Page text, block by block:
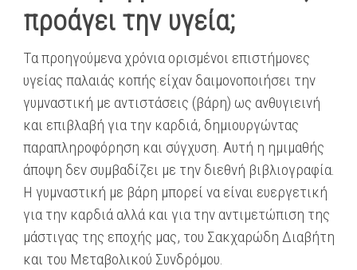
προάγει την υγεία;
Tα προηγούμενα χρόνια ορισμένοι επιστήμονες
υγείας παλαιάς κοπής είχαν δαιμονοποιήσει την
γυμναστική με αντιστάσεις (βάρη) ως ανθυγιεινή
και επιβλαβή για την καρδιά, δημιουργώντας
παραπληροφόρηση και σύγχυση. Αυτή η ημιμαθής
άποψη δεν συμβαδίζει με την διεθνή βιβλιογραφία.
Η γυμναστική με βάρη μπορεί να είναι ευεργετική
για την καρδιά αλλά και για την αντιμετώπιση της
μάστιγας της εποχής μας, του Σακχαρώδη Διαβήτη
και του Μεταβολικού Συνδρόμου.